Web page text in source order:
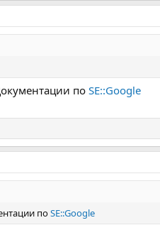
по SE::Google
поSE::Google